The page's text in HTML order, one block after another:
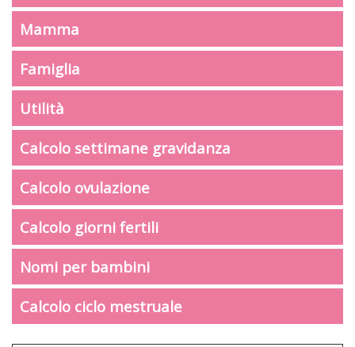
Mamma
Famiglia
Utilità
Calcolo settimane gravidanza
Calcolo ovulazione
Calcolo giorni fertili
Nomi per bambini
Calcolo ciclo mestruale